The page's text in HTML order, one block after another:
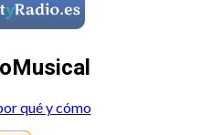
qué y cómo